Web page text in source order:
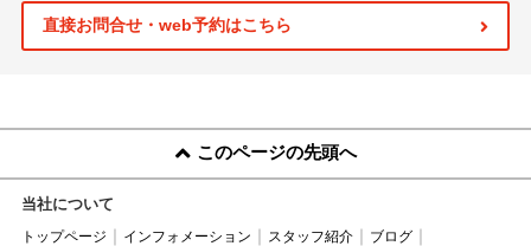
直接お問合せ・web予約はこちら
このページの先頭へ
当社について
トップページ インフォメーション スタッフ紹介
ブログ